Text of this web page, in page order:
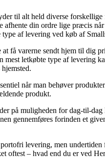
til alt held diverse
din ordre lige præcis
af levering ved køb af
få varerne sendt hjem til dig
mest letkøbte type af levering
når man behøver
produkt.
på muligheden for dag-til-
gennemføres forinden et
levering, men
oftest – hvad end du er ved